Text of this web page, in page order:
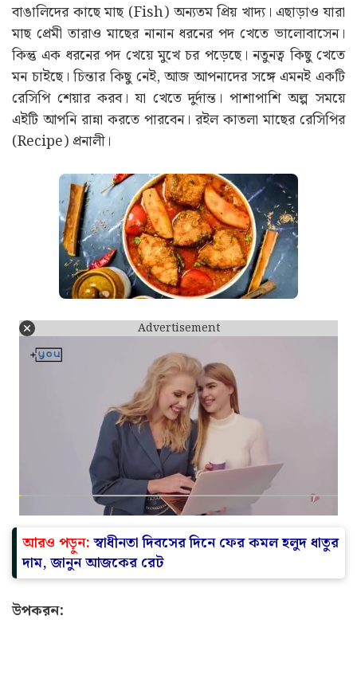
বাঙালিদের কাছে মাছ (Fish) অন্যতম প্রিয় খাদ্য। এছাড়াও যারা
মাছ প্রেমী তারাও মাছের নানান ধরনের পদ খেতে ভালোবাসেন।
কিন্তু এক ধরনের পদ খেয়ে মুখে চর পড়েছে। নতুনত্ব কিছু খেতে
মন চাইছে। চিন্তার কিছু নেই, আজ আপনাদের সঙ্গে এমনই একটি
রেসিপি শেয়ার করব। যা খেতে দুর্দান্ত। পাশাপাশি অল্প সময়ে
এইটি আপনি রান্না করতে পারবেন। রইল কাতলা মাছের রেসিপির
(Recipe) প্রনালী।
Advertisement
আরও পড়ুন:স্বাধীনতা দিবসের দিনে ফের কমল হলুদ ধাতুর
দাম, জানুন আজকের রেট
উপকরন: